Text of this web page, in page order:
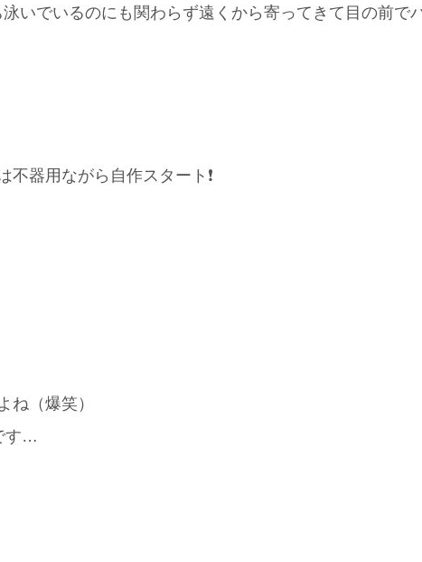
いでいるのにも関わらず遠くから寄ってきて目の前でバ
器用ながら自作スタート❗️
ね（爆笑）
す…